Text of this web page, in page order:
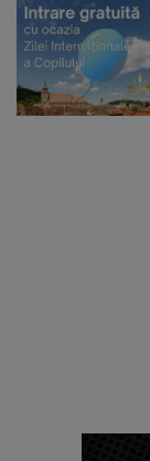
Nivelul Dunării
8 august 2026
Iluminat cere
nopții, nu
7 august 2026
– Poiana
persoane
medic
aceeași oră și